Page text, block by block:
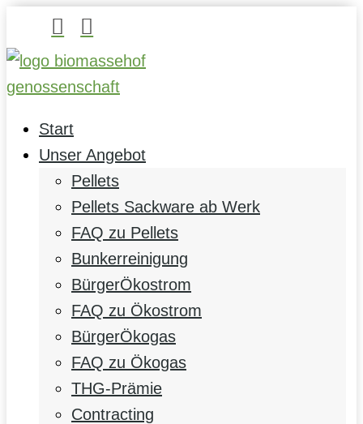
 
Start
Unser Angebot
Pellets
Pellets Sackware ab Werk
FAQ zu Pellets
Bunkerreinigung
BürgerÖkostrom
FAQ zu Ökostrom
BürgerÖkogas
FAQ zu Ökogas
THG-Prämie
Contracting